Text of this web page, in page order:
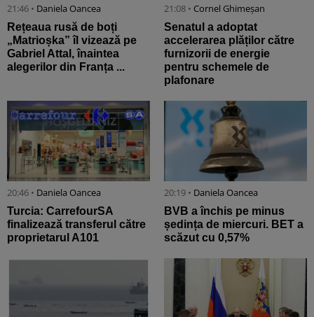
21:46 • Daniela Oancea
Rețeaua rusă de boți
„Matrioșka” îl vizează pe
Gabriel Attal, înaintea
alegerilor din Franța ...
21:08 • Cornel Ghimeșan
Senatul a adoptat
accelerarea plăților către
furnizorii de energie
pentru schemele de
plafonare
20:46 • Daniela Oancea
Turcia: CarrefourSA
finalizează transferul către
proprietarul A101
20:19 • Daniela Oancea
BVB a închis pe minus
ședința de miercuri. BET a
scăzut cu 0,57%